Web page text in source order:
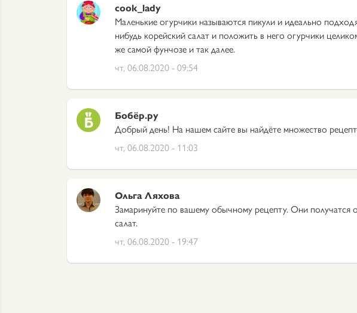
cook_lady
Маленькие огурчики называются пикули и идеально
нибудь корейский салат и положить в него огурчики
же самой фунчозе и так далее.
чт, 06.08.2020 - 09:54
Бобёр.ру
Добрый день! На нашем сайте вы найдёте множество
чт, 06.08.2020 - 11:03
Ольга Ляхова
Замаринуйте по вашему обычному рецепту. Они
салат.
чт, 06.08.2020 - 19:47